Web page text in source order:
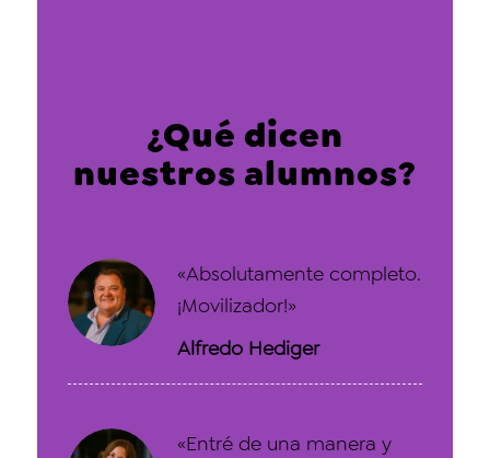
¿Qué dicen
nuestros alumnos?
«Absolutamente completo.
¡Movilizador!»
Alfredo Hediger
«Entré de una manera y